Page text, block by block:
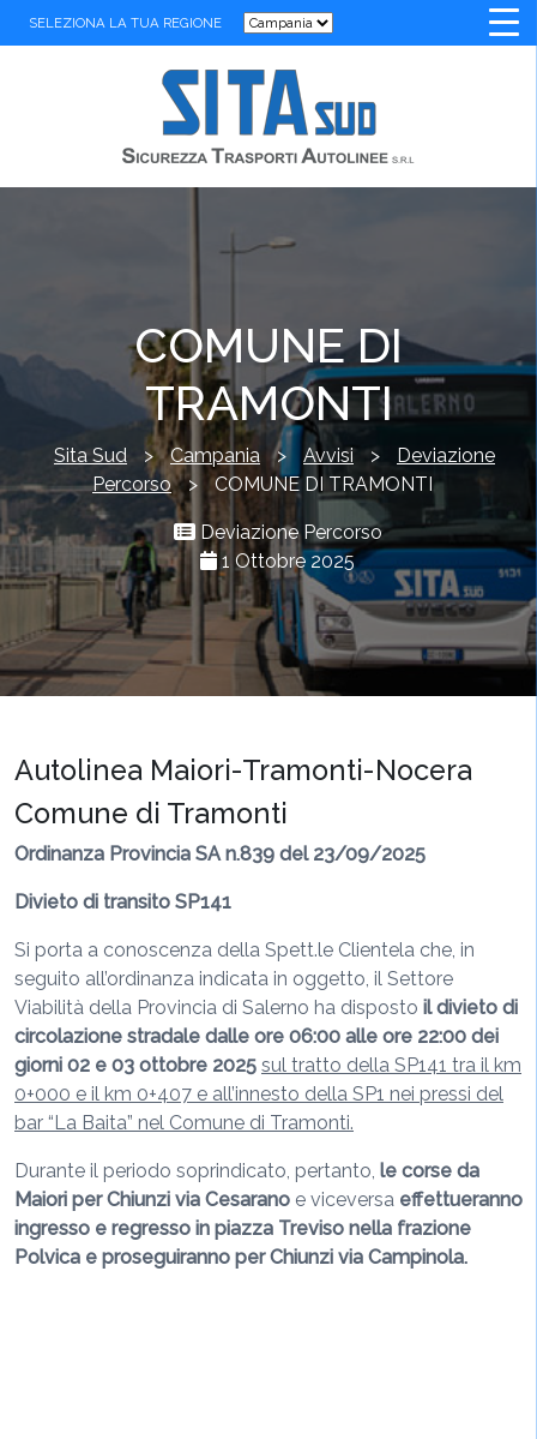
SELEZIONA LA TUA REGIONE
COMUNE DI
TRAMONTI
Sita Sud > Campania > Avvisi >
Deviazione
Percorso > COMUNE DI TRAMONTI
Deviazione Percorso
1 Ottobre 2025
Autolinea Maiori-Tramonti-Nocera
Comune di Tramonti
Ordinanza Provincia SA n.839 del 23/09/2025
Divieto di transito SP141
Si porta a conoscenza della Spett.le Clientela che, in
seguito all’ordinanza indicata in oggetto, il Settore
Viabilità della Provincia di Salerno ha disposto il divieto di
circolazione stradale dalle ore 06:00 alle ore 22:00 dei
giorni 02 e 03 ottobre 2025 sul tratto della SP141 tra il km
0+000 e il km 0+407 e all’innesto della SP1 nei pressi del
bar “La Baita” nel Comune di Tramonti.
Durante il periodo soprindicato, pertanto, le corse da
Maiori per Chiunzi via Cesarano e viceversa effettueranno
ingresso e regresso in piazza Treviso nella frazione
Polvica e proseguiranno per Chiunzi via Campinola.